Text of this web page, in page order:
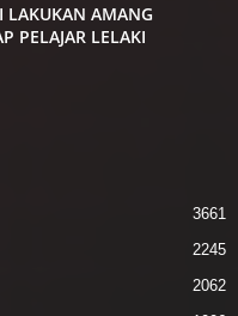
LAKUKAN AMANG
PELAJAR LELAKI
3661
2245
2062